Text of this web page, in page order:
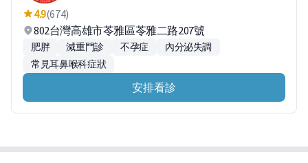
4.9(674)
802台灣高雄市苓雅區苓雅二路207號
肥胖 減重門診 不孕症
內分泌失調
常見耳鼻喉科症狀
安排看診